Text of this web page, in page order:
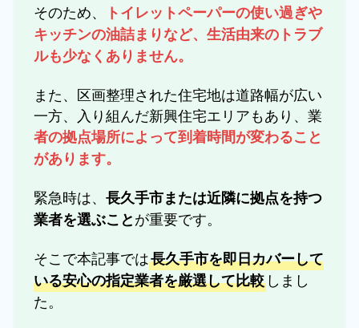
そのため、
トイレットペーパーの使い過ぎや
キッチンの油詰まりなど、生活由来のトラブ
ルも少なくありません。
また、区画整理された住宅地は道路幅が広い
一方、入り組んだ新興住宅エリアもあり、業
者の拠点場所によって到着時間が変わること
があります。
緊急時は、長久手市または近隣に拠点を持つ
業者を選ぶことが重要です。
そこで本記事では長久手市を即日カバーして
いる安心の指定業者を厳選して比較 しまし
た。